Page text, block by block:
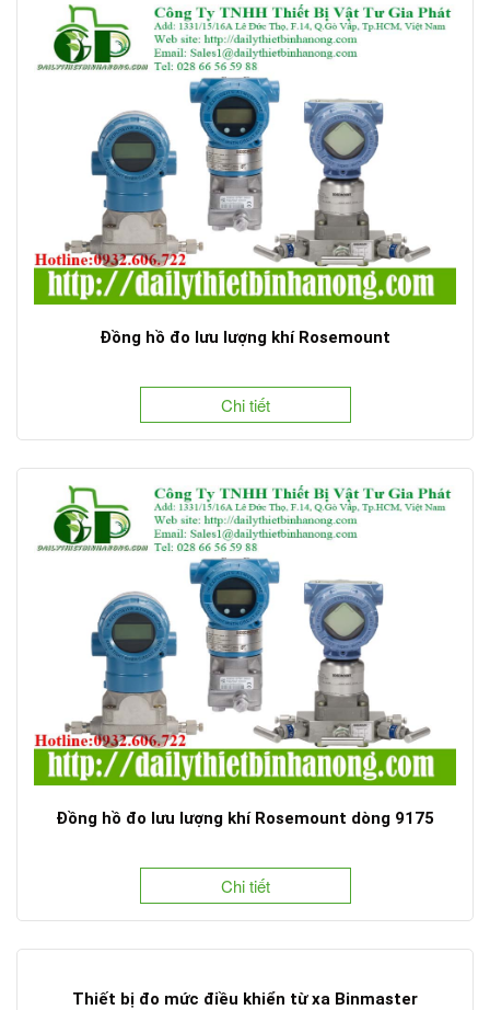
Đồng hồ đo lưu lượng khí Rosemount
Chi tiết
Đồng hồ đo lưu lượng khí Rosemount dòng 9175
Chi tiết
Thiết bị đo mức điều khiển từ xa Binmaster